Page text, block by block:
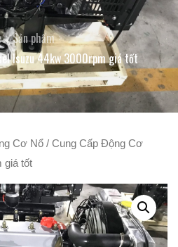
Sản phẩm
Isuzu 44kw 3000rpm giá tốt
Cơ Nổ / Cung Cấp Động Cơ
giá tốt